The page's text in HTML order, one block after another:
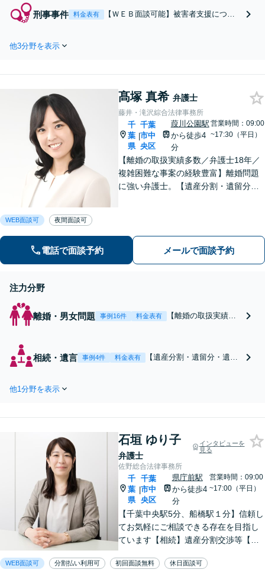
ください。親権（共同親権）、
養育費、財産分与、慰謝料、面
刑事事件 料金表有
【ＷＥＢ面談可能】被害者支援につい
寄り添う対応を徹底しています。一人
い。
他3分野を表示
髙塚 真希 弁護士
藤井・滝沢綜合法律事務所
千
葉
県
|
千葉
市中
央区
葭川公園駅
から徒歩4
分
営業時間：09:00
~17:30（平日）
【離婚の取扱実績多数／弁護士18年／
複雑困難な事案の経験豊富】離婚問題
に強い弁護士。【遺産分割・遺留分・
の解決に導きます。【千葉駅徒歩13
WEB面談可 夜間面談可
電話で面談予約 メールで面談予約
注力分野
離婚・男女問題 事例16件 料金表有
【離婚の取扱実績多
分与、慰謝料、ＤＶ
保護命令等。複雑困
問題に強い弁護士。◉
オンライン相談可◉
相続・遺言 事例4件 料金表有
【遺産分割・遺留分・遺言
も豊富。心が重くなる相続
面的にサポート◉オンライ
ン相談可◉ 【千葉駅徒歩13
分】
他1分野を表示
石垣 ゆり子
弁護士
インタビューを
見る
佐野総合法律事務所
千
葉
県
|
千葉
市中
央区
県庁前駅
から徒歩4
分
営業時間：09:00
~17:00（平日）
【千葉中央駅5分、船橋駅１分】信頼し
てお気軽にご相談できる存在を目指し
ています【相続】遺産分割交渉等【初
損をしない離婚／不貞慰謝料交渉【不
WEB面談可 分割払い利用可 初回面談無料 休日面談可